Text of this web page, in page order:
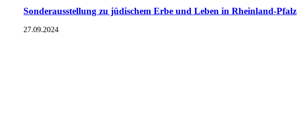
Sonderausstellung zu jüdischem Erbe und Leben in Rheinland-Pfalz
27.09.2024